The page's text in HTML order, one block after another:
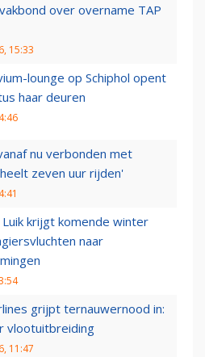
over overname TAP
15:33
lounge op Schiphol opent
haar deuren
nu verbonden met
zeven uur rijden'
Luik krijgt komende winter
naar
grijpt ternauwernood in:
vlootuitbreiding
11:47